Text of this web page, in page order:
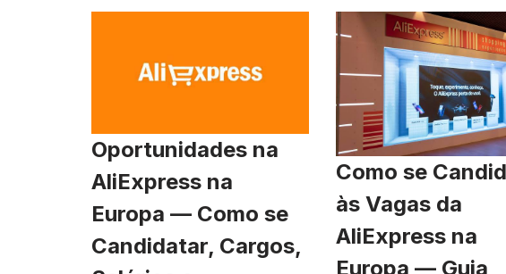
Oportunidades na
AliExpress na
Europa — Como se
Candidatar, Cargos,
Como se
às Vagas da
AliExpress na
Europa — Guia